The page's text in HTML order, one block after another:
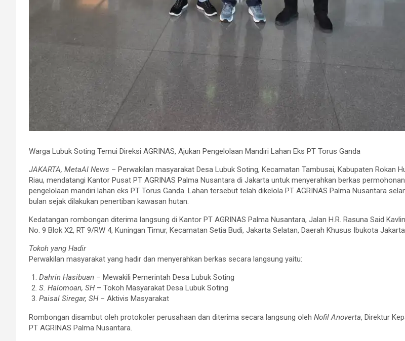
Warga Lubuk Soting Temui Direksi AGRINAS, Ajukan Pengelolaan Mandiri Lahan Eks PT Torus Ganda
JAKARTA, MetaAI News – Perwakilan masyarakat Desa Lubuk Soting, Kecamatan Tambusai, Kabupaten Rokan
Riau, mendatangi Kantor Pusat PT AGRINAS Palma Nusantara di Jakarta untuk menyerahkan berkas permohonan
pengelolaan mandiri lahan eks PT Torus Ganda. Lahan tersebut telah dikelola PT AGRINAS Palma Nusantara
bulan sejak dilakukan penertiban kawasan hutan.
Kedatangan rombongan diterima langsung di Kantor PT AGRINAS Palma Nusantara, Jalan H.R. Rasuna Said
No. 9 Blok X2, RT 9/RW 4, Kuningan Timur, Kecamatan Setia Budi, Jakarta Selatan, Daerah Khusus Ibukota
Tokoh yang Hadir
Perwakilan masyarakat yang hadir dan menyerahkan berkas secara langsung yaitu:
Dahrin Hasibuan – Mewakili Pemerintah Desa Lubuk Soting
S. Halomoan, SH– Tokoh Masyarakat Desa Lubuk Soting
Paisal Siregar, SH– Aktivis Masyarakat
Rombongan disambut oleh protokoler perusahaan dan diterima secara langsung oleh Nofil Anoverta, Direktur
PT AGRINAS Palma Nusantara.